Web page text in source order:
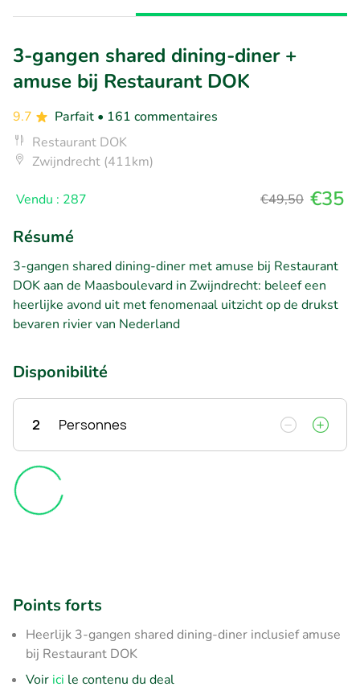
3-gangen shared dining-diner +
amuse bij Restaurant DOK
9.7 Parfait • 161 commentaires
Restaurant DOK
Zwijndrecht (411km)
Vendu : 287 €49,50 €35
Résumé
3-gangen shared dining-diner met amuse bij Restaurant
DOK aan de Maasboulevard in Zwijndrecht: beleef een
heerlijke avond uit met fenomenaal uitzicht op de drukst
bevaren rivier van Nederland
Disponibilité
2 Personnes
Points forts
Heerlijk 3-gangen shared dining-diner inclusief amuse
bij Restaurant DOK
Voir ici le contenu du deal